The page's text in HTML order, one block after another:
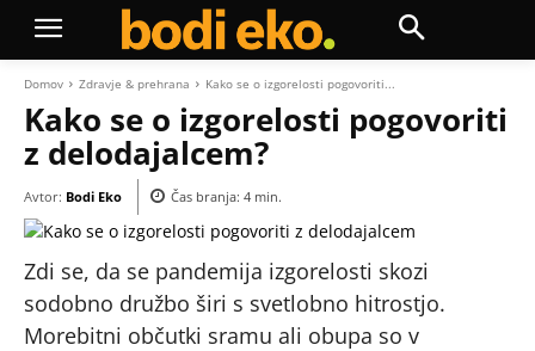
Domov Zdravje & prehrana Kako se o izgorelosti pogovoriti...
Kako se o izgorelosti pogovoriti
z delodajalcem?
Avtor: Bodi Eko Čas branja: 4 min.
Zdi se, da se pandemija izgorelosti skozi
sodobno družbo širi s svetlobno hitrostjo.
Morebitni občutki sramu ali obupa so v